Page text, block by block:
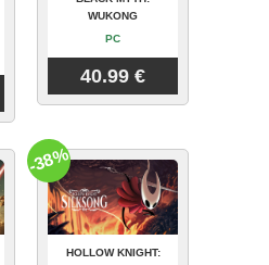
WUKONG
PC
40.99 €
HOLLOW KNIGHT:
-38%